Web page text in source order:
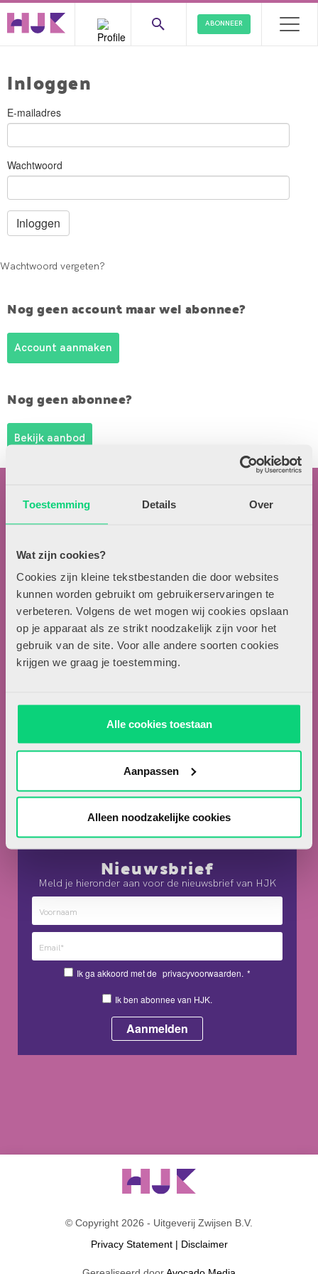
Toestemming Details Over
Wat zijn cookies?
Cookies zijn kleine tekstbestanden die door websites
kunnen worden gebruikt om gebruikerservaringen te
verbeteren. Volgens de wet mogen wij cookies opslaan
op je apparaat als ze strikt noodzakelijk zijn voor het
gebruik van de site. Voor alle andere soorten cookies
krijgen we graag je toestemming.
Alle cookies toestaan
Aanpassen
Alleen noodzakelijke cookies
ABONNEER
Inloggen
E-mailadres
Wachtwoord
Wachtwoord vergeten?
Nog geen account maar wel abonnee?
Account aanmaken
Nog geen abonnee?
Bekijk aanbod
Nieuwsbrief
Meld je hieronder aan voor de nieuwsbrief van HJK
Ik ga akkoord met de privacyvoorwaarden. *
Ik ben abonnee van HJK.
Over HJK
Artikel insturen
Adverteren in HJK
Contact
Contactgegevens
Uitgeverij Zwijsen
T.a.v. redactie HJK
Locomotiefboulevard 101
5041 SE Tilburg
© Copyright 2026 - Uitgeverij Zwijsen B.V.
Privacy Statement| Disclaimer